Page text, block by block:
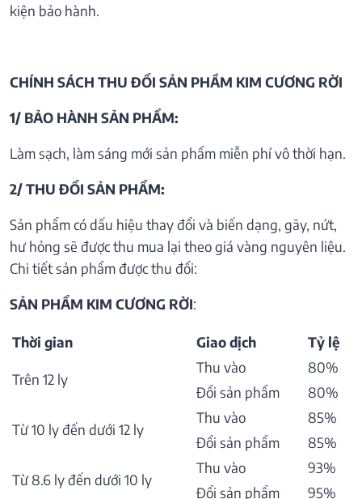
kiện bảo hành.
CHÍNH SÁCH THU ĐỔI SẢN PHẦM KIM CƯƠNG RỜI
1/ BẢO HÀNH SẢN PHẨM:
Làm sạch, làm sáng mới sản phẩm miễn phí vô thời hạn.
2/ THU ĐỔI SẢN PHẨM:
Sản phẩm có dấu hiệu thay đổi và biến dạng, gãy, nứt,
hư hỏng sẽ được thu mua lại theo giá vàng nguyên liệu.
Chi tiết sản phẩm được thu đổi:
SẢN PHẨM KIM CƯƠNG RỜI:
Thời gian Giao dịch Tỷ lệ
Trên 12 ly
Thu vào
80%
Đổi sản phẩm
80%
Từ 10 ly đến dưới 12 ly
Thu vào
85%
Đổi sản phẩm
85%
Từ 8.6 ly đến dưới 10 ly
Thu vào
93%
Đổi sản phẩm
95%